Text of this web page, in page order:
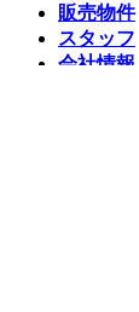
販売物件
スタッフ
会社情報